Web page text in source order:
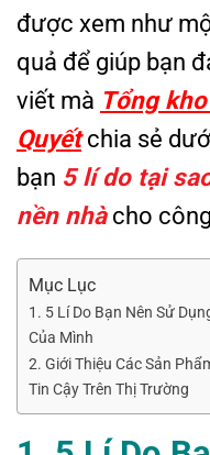
được xem như
quả để giúp bạn
viết mà Tổng
Quyếtchia sẻ
bạn 5 lí do tại
nền nhàcho
Mục Lục
1. 5 Lí Do Bạn Nên Sử
Của Mình
2. Giới Thiệu Các Sản
Tin Cậy Trên Thị Trường